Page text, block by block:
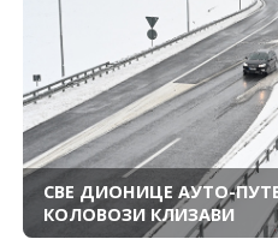
СВЕ ДИОНИЦЕ АУТО-
КОЛОВОЗИ КЛИЗАВИ